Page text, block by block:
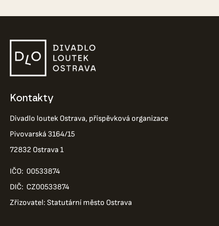
Kontakty
Divadlo loutek Ostrava, příspěvková organizace
Pivovarská 3164/15
72832 Ostrava 1
IČO: 00533874
DIČ: CZ00533874
Zřizovatel: Statutární město Ostrava